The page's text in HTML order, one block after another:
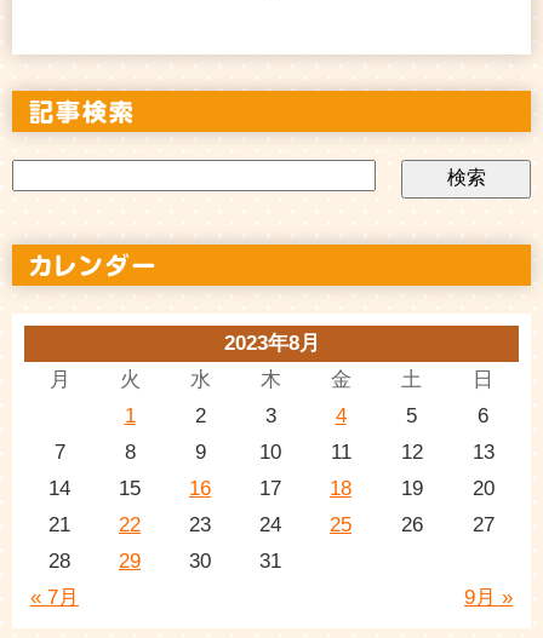
2023年8月
月
火 水 木 金 土 日
« 7月 9月 »
1 2 3 4 5
6
7
8 9 10 11 12
13
14
15 16 17 18 19
20
21
22 23 24 25 26
27
28
29 30 31